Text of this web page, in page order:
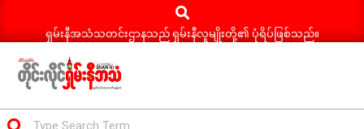
Search
ရှမ်းနီအသံသတင်းဌာနသည် ရှမ်းနီလူမျိုးတို့၏ ပုံရိပ်ဖြစ်သည်။
ရှမ်း